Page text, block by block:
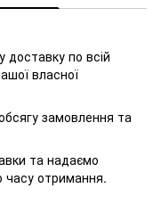
по всій
власної
замовлення та
та надаємо
часу отримання.